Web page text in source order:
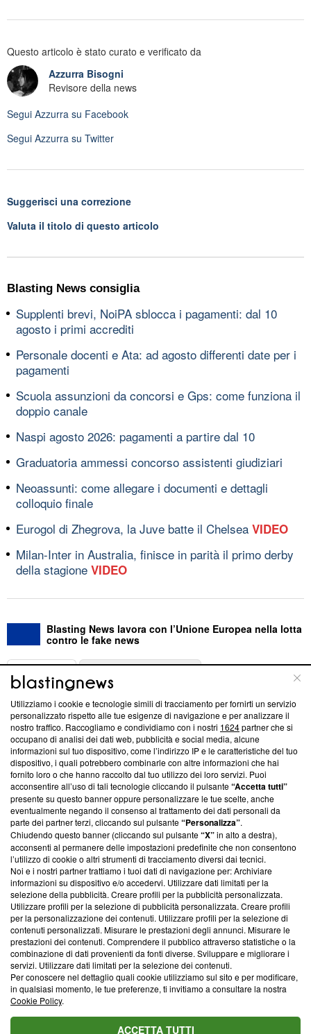
Questo articolo è stato curato e verificato da
Azzurra Bisogni
Revisore della news
Segui Azzurra su Facebook
Segui Azzurra su Twitter
Suggerisci una correzione
Valuta il titolo di questo articolo
Blasting News consiglia
Supplenti brevi, NoiPA sblocca i pagamenti: dal 10
agosto i primi accrediti
Personale docenti e Ata: ad agosto differenti date per i
pagamenti
Scuola assunzioni da concorsi e Gps: come funziona il
doppio canale
Naspi agosto 2026: pagamenti a partire dal 10
Graduatoria ammessi concorso assistenti giudiziari
Neoassunti: come allegare i documenti e dettagli
colloquio finale
Eurogol di Zhegrova, la Juve batte il Chelsea VIDEO
Milan-Inter in Australia, finisce in parità il primo derby
della stagione VIDEO
Blasting News lavora con l’Unione Europea nella lotta
contro le fake news
ABOUT
Questa sezione offre informazioni trasparenti su Blasting
News, sui nostri processi editoriali e su come ci impegniamo a
creare news di qualità. Inoltre, afferma la nostra aderenza a
‘Trust Project - News with Integrity’Blasting News non è
ancora membro del programma, ma ha richiesto di farne
parte; Trust Project non ha ancora effettuato una verifica di
conformità agli standard.
Su di noi
Team editoriale
Corporate
Redazione
Informativa Privacy
Cookie Policy
Blasting SA, IDI CHE-247.845.224, Via Carlo Frasca, 3 - 6900
Lugano (Svizzera) Tel:+39 0690258937
© 2026 Blasting News
Utilizziamo i cookie e tecnologie simili di tracciamento per fornirti un servizio
personalizzato rispetto alle tue esigenze di navigazione e per analizzare il
nostro traffico. Raccogliamo e condividiamo con i nostri 1624partner che si
occupano di analisi dei dati web, pubblicità e social media, alcune
informazioni sul tuo dispositivo, come l’indirizzo IP e le caratteristiche del tuo
dispositivo, i quali potrebbero combinarle con altre informazioni che hai
fornito loro o che hanno raccolto dal tuo utilizzo dei loro servizi. Puoi
acconsentire all’uso di tali tecnologie cliccando il pulsante“Accetta tutti”
presente su questo banner oppure personalizzare le tue scelte, anche
eventualmente negando il consenso al trattamento dei dati personali da
parte dei partner terzi, cliccando sul pulsante“Personalizza”.
Chiudendo questo banner (cliccando sul pulsante“X”in alto a destra),
acconsenti al permanere delle impostazioni predefinite che non consentono
l’utilizzo di cookie o altri strumenti di tracciamento diversi dai tecnici.
Noi e i nostri partner trattiamo i tuoi dati di navigazione per: Archiviare
informazioni su dispositivo e/o accedervi. Utilizzare dati limitati per la
selezione della pubblicità. Creare profili per la pubblicità personalizzata.
Utilizzare profili per la selezione di pubblicità personalizzata. Creare profili
per la personalizzazione dei contenuti. Utilizzare profili per la selezione di
contenuti personalizzati. Misurare le prestazioni degli annunci. Misurare le
prestazioni dei contenuti. Comprendere il pubblico attraverso statistiche o la
combinazione di dati provenienti da fonti diverse. Sviluppare e migliorare i
servizi. Utilizzare dati limitati per la selezione dei contenuti.
Per conoscere nel dettaglio quali cookie utilizziamo sul sito e per modificare,
in qualsiasi momento, le tue preferenze, ti invitiamo a consultare la nostra
Cookie Policy.
ACCETTA TUTTI